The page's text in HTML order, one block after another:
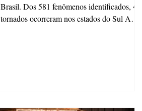
Brasil. Dos 581 fenômenos identificados, 411
tornados ocorreram nos estados do Sul A